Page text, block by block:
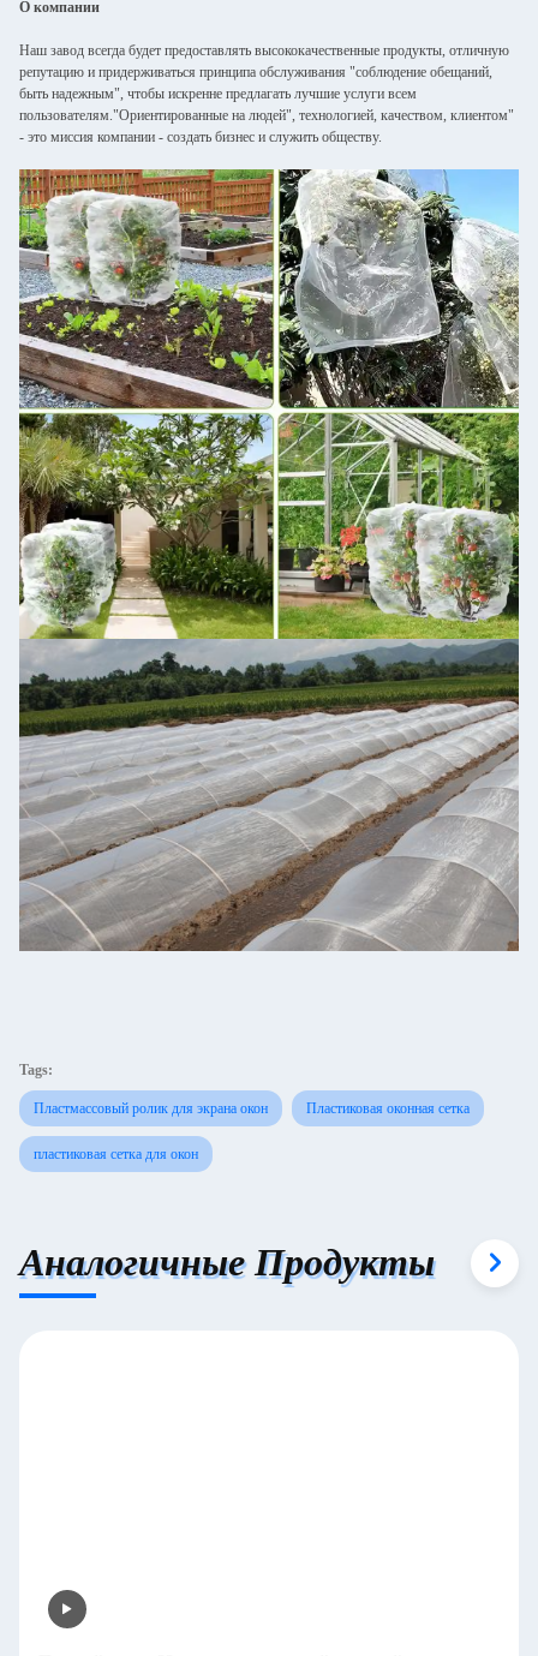
О компании
Наш завод всегда будет предоставлять высококачественные продукты, отличную
репутацию и придерживаться принципа обслуживания "соблюдение обещаний,
быть надежным", чтобы искренне предлагать лучшие услуги всем
пользователям."Ориентированные на людей", технологией, качеством, клиентом"
- это миссия компании - создать бизнес и служить обществу.
Tags:
Пластмассовый ролик для экрана окон Пластиковая оконная сетка
пластиковая сетка для окон
Аналогичные Продукты